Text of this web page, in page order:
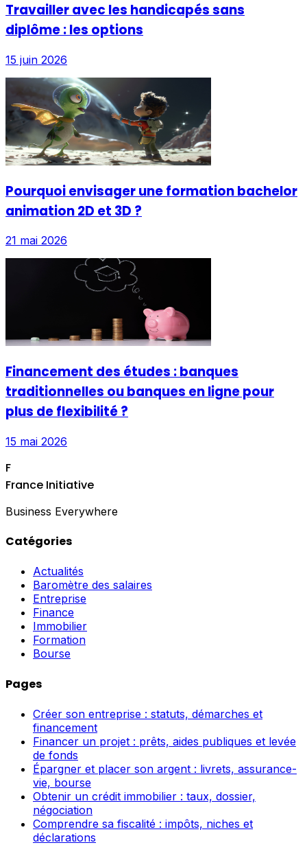
Travailler avec les handicapés sans
diplôme : les options
15 juin 2026
Pourquoi envisager une formation bachelor
animation 2D et 3D ?
21 mai 2026
Financement des études : banques
traditionnelles ou banques en ligne pour
plus de flexibilité ?
15 mai 2026
F
France Initiative
Business Everywhere
Catégories
Actualités
Baromètre des salaires
Entreprise
Finance
Immobilier
Formation
Bourse
Pages
Créer son entreprise : statuts, démarches et
financement
Financer un projet : prêts, aides publiques et levée
de fonds
Épargner et placer son argent : livrets, assurance-
vie, bourse
Obtenir un crédit immobilier : taux, dossier,
négociation
Comprendre sa fiscalité : impôts, niches et
déclarations